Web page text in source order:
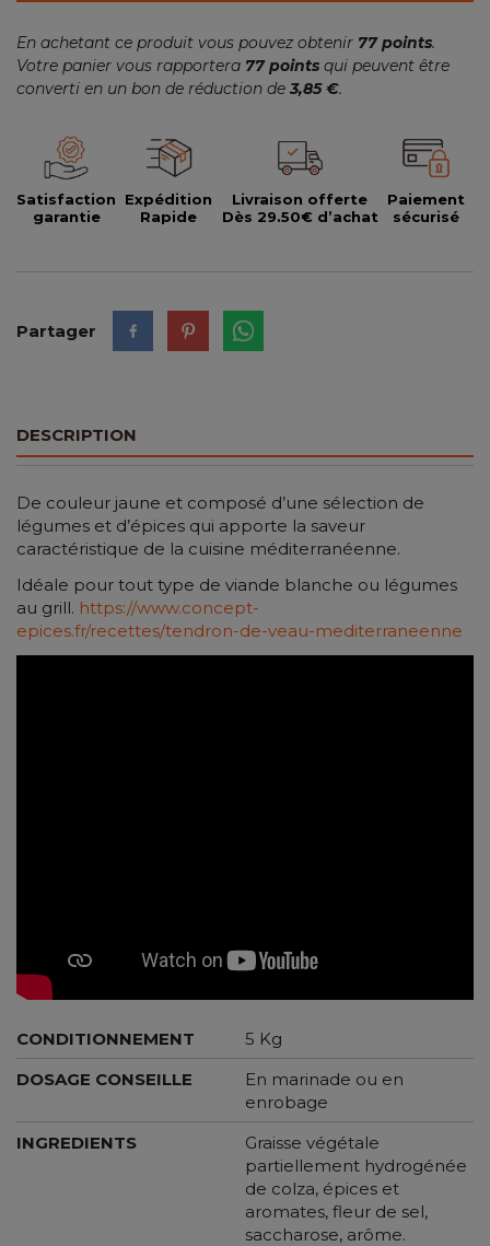
En achetant ce produit vous pouvez obtenir 77 points.
Votre panier vous rapportera 77points qui peuvent être
converti en un bon de réduction de 3,85 €.
Satisfaction
garantie
Expédition
Rapide
Livraison offerte
Dès 29.50€ d’achat
Paiement
sécurisé
Partager
DESCRIPTION
De couleur jaune et composé d’une sélection de
légumes et d’épices qui apporte la saveur
caractéristique de la cuisine méditerranéenne.
Idéale pour tout type de viande blanche ou légumes
au grill. https://www.concept-
epices.fr/recettes/tendron-de-veau-mediterraneenne
CONDITIONNEMENT
5 Kg
DOSAGE CONSEILLE
En marinade ou en
enrobage
INGREDIENTS
Graisse végétale
partiellement hydrogénée
de colza, épices et
aromates, fleur de sel,
saccharose, arôme.